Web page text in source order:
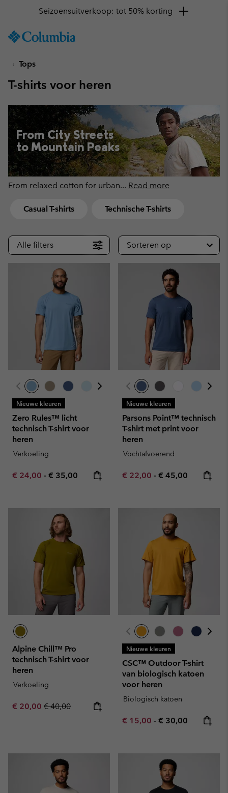
TO
SKIP
MAIN
SKIP
SEARCH
Krijg 10% korting
Tops
T-shirts voor heren
From City Streets
to Mountain Peaks
From relaxed cotton for urban... Read more
Casual T-shirts Technische T-shirts
Alle filters Sorteren op
Nieuwe kleuren
Zero Rules™ licht
technisch T-shirt voor
heren
Verkoeling
Minimum sale price:
€ 24,00 - Maximum price:
€ 35,00
Nieuwe kleuren
Parsons Point™ technisch
T-shirt met print voor
heren
Vochtafvoerend
Minimum sale price:
€ 22,00 - Maximum price:
€ 45,00
Alpine Chill™ Pro
technisch T-shirt voor
heren
Verkoeling
Sale price:
€ 20,00 Regular price:
€ 40,00
Nieuwe kleuren
CSC™ Outdoor T-shirt
van biologisch katoen
voor heren
Biologisch katoen
Minimum sale price:
€ 15,00 - Maximum price:
€ 30,00